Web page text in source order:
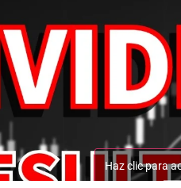
Haz clic para